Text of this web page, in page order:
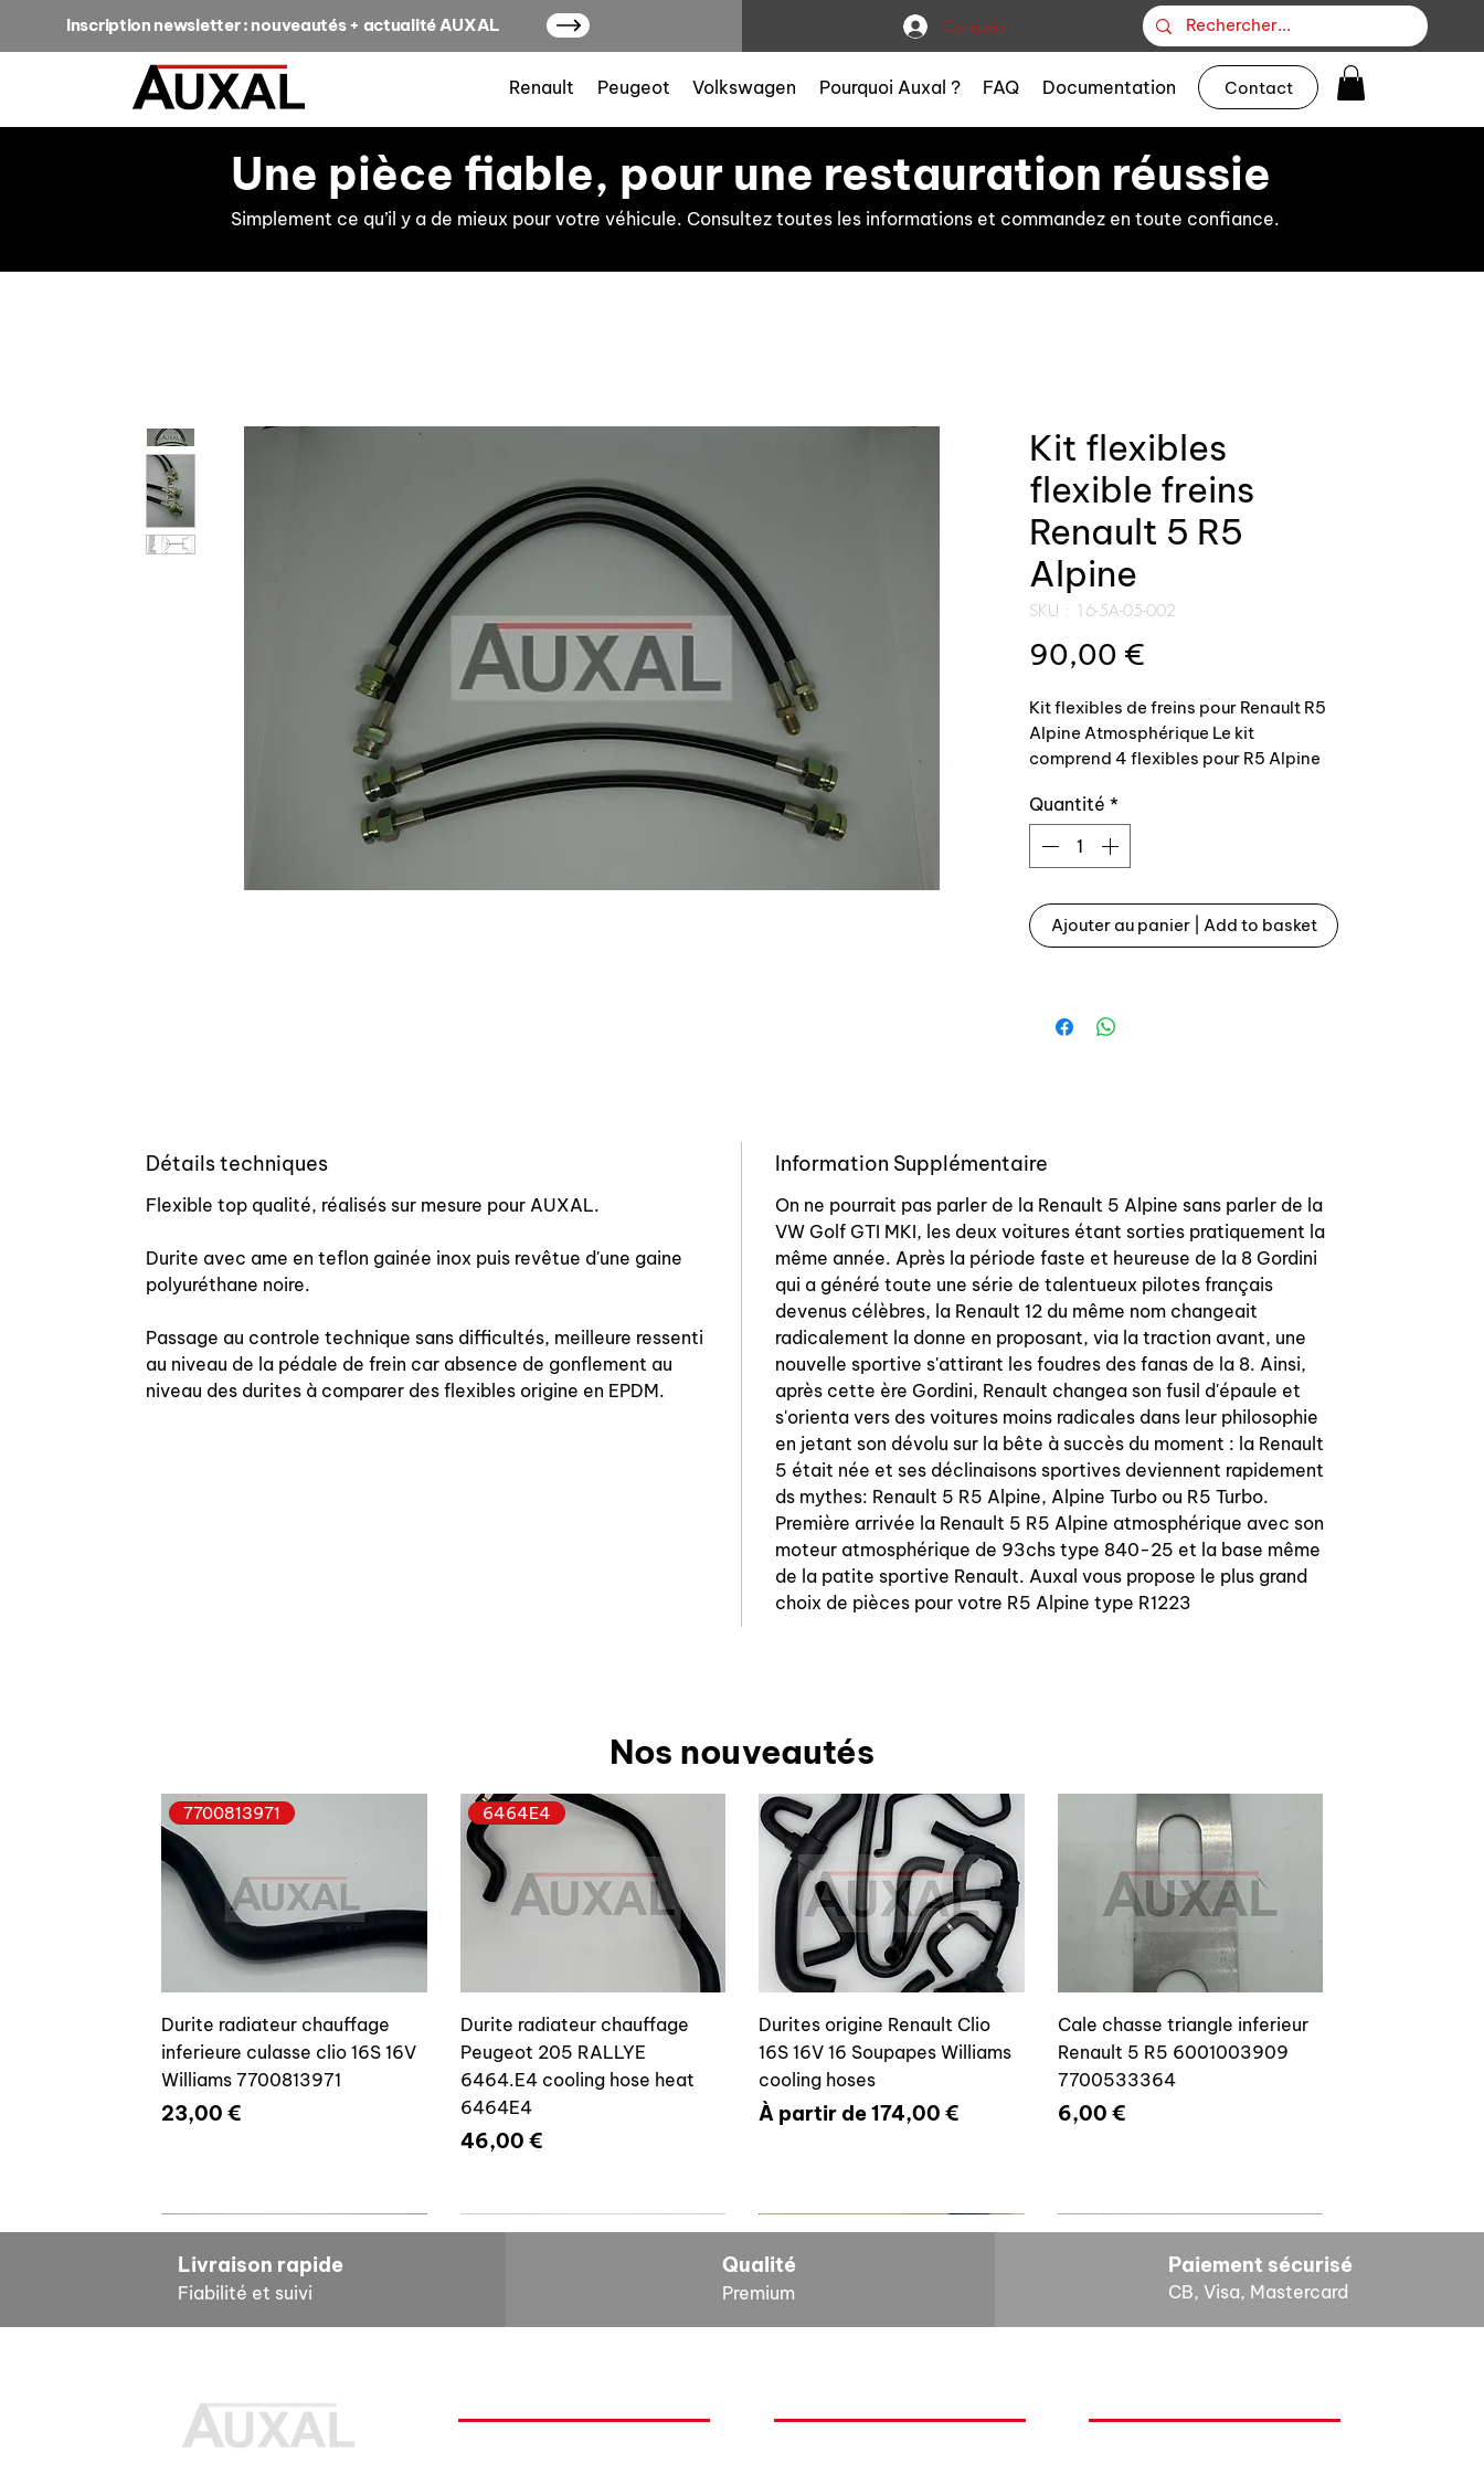
Inscription newsletter : nouveautés + actualité AUXAL Connexion
Renault Peugeot Volkswagen Pourquoi Auxal ? FAQ Documentation Contact
Une pièce fiable, pour une restauration réussie
Simplement ce qu’il y a de mieux pour votre véhicule. Consultez toutes les informations et commandez en toute confiance.
Kit flexibles
flexible freins
Renault 5 R5
Alpine
SKU : 16-5A-05-002
90,00 €
Kit flexibles de freins pour Renault R5
Alpine Atmosphérique Le kit
comprend 4 flexibles pour R5 Alpine
freins AV.- 2 flexibles de freins AR.
Flexible de frein aviation gainé noir ce
qui évite avec les frottement
etc.Passage au CT sans problème
avec ce type de durites.
Brake hoses set for Renault 5 Alpine /
protection than offer an OEM style but
and stainless steel braided.10 years
warranty.
Quantité *
Ajouter au panier | Add to basket
Détails techniques
Flexible top qualité, réalisés sur mesure pour AUXAL.
Durite avec ame en teflon gainée inox puis revêtue d'une gaine
polyuréthane noire.
Passage au controle technique sans difficultés, meilleure ressenti
au niveau de la pédale de frein car absence de gonflement au
niveau des durites à comparer des flexibles origine en EPDM.
Information Supplémentaire
On ne pourrait pas parler de la Renault 5 Alpine sans parler de la
VW Golf GTI MKI, les deux voitures étant sorties pratiquement la
même année. Après la période faste et heureuse de la 8 Gordini
qui a généré toute une série de talentueux pilotes français
devenus célèbres, la Renault 12 du même nom changeait
radicalement la donne en proposant, via la traction avant, une
nouvelle sportive s'attirant les foudres des fanas de la 8. Ainsi,
après cette ère Gordini, Renault changea son fusil d'épaule et
s'orienta vers des voitures moins radicales dans leur philosophie
en jetant son dévolu sur la bête à succès du moment : la Renault
5 était née et ses déclinaisons sportives deviennent rapidement
ds mythes: Renault 5 R5 Alpine, Alpine Turbo ou R5 Turbo.
Première arrivée la Renault 5 R5 Alpine atmosphérique avec son
moteur atmosphérique de 93chs type 840-25 et la base même
de la patite sportive Renault. Auxal vous propose le plus grand
choix de pièces pour votre R5 Alpine type R1223
Nos nouveautés
7700813971
Durite radiateur chauffage
inferieure culasse clio 16S 16V
Williams 7700813971
Prix
23,00 €
6464E4
Durite radiateur chauffage
Peugeot 205 RALLYE
6464.E4 cooling hose heat
6464E4
Prix
46,00 €
Durites origine Renault Clio
16S 16V 16 Soupapes Williams
cooling hoses
À partir de174,00 €
Prix promotionnel
Cale chasse triangle inferieur
Renault 5 R5 6001003909
7700533364
Prix
6,00 €
7700804635
Durite radiateur chauffage
7700804636 6464E4
Cale reglage gache coffre R5
Livraison rapide
Fiabilité et suivi
Qualité
Premium
Paiement sécurisé
CB, Visa, Mastercard